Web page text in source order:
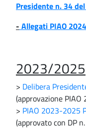
Presidente n. 34
- Allegati PIAO
2023/2025
> Delibera
(approvazione
> PIAO 2023-2025
(approvato con DP